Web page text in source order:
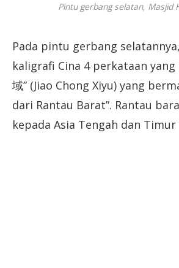
Pintu gerbang selatan, Masjid
Pada pintu gerbang
kaligrafi Cina 4 perkataan yang
域” (Jiao Chong Xiyu) yang
dari Rantau Barat”. Rantau
kepada Asia Tengah dan Timur